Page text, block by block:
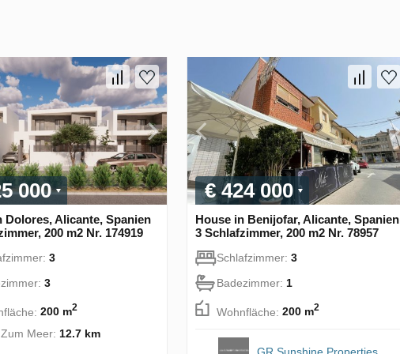
000
Dolores, Alicante, Spanien
200 m2 Nr. 174919
3
3
200 m2
Meer: 12.7 km
€ 424 000
House in Benijofar, Alicante, Spanien
3 Schlafzimmer, 200 m2 Nr. 78957
Schlafzimmer: 3
Badezimmer: 1
Wohnfläche: 200 m2
GR Sunshine Properties